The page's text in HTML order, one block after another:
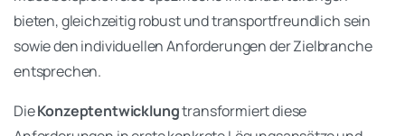
bieten, gleichzeitig robust und transportfreundlich sein
sowie den individuellen Anforderungen der Zielbranche
entsprechen.
DieKonzeptentwicklungtransformiert diese